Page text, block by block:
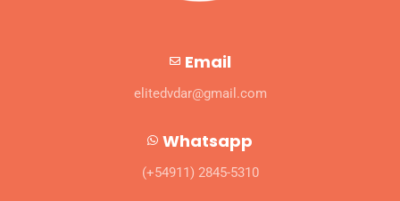
Email
elitedvdar@gmail.com
Whatsapp
(+54911) 2845-5310